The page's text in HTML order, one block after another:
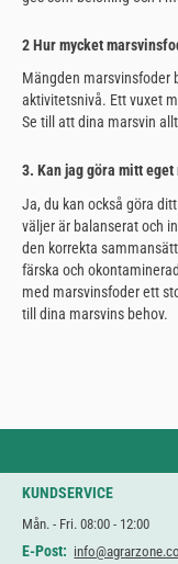
2 Hur mycket
Mängden marsvinsfoder
aktivitetsnivå. Ett vuxet
Se till att dina marsvin
3. Kan jag göra mitt
Ja, du kan också göra
väljer är balanserat och
den korrekta
färska och
med marsvinsfoder ett
till dina marsvins behov.
KUNDSERVICE
Mån. - Fri. 08:00 - 12:00
E-Post: